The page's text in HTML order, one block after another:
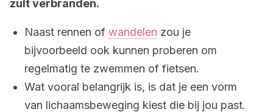
zult verbranden.
Naast rennen of wandelen zou je
bijvoorbeeld ook kunnen proberen om
regelmatig te zwemmen of fietsen.
Wat vooral belangrijk is, is dat je een vorm
van lichaamsbeweging kiest die bij jou past.